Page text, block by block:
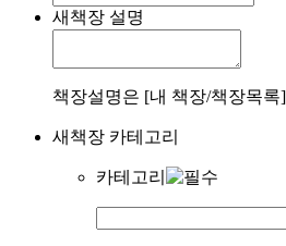
새책장 설명
책장설명은 [내 책장/책장목
새책장 카테고리
카테고리